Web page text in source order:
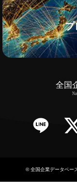
プ
Twitter Facebook
©全国企業データベー